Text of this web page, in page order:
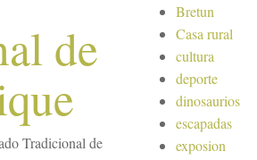
de
Tradicional de
Bretun
Casa rural
cultura
deporte
dinosaurios
escapadas
exposion